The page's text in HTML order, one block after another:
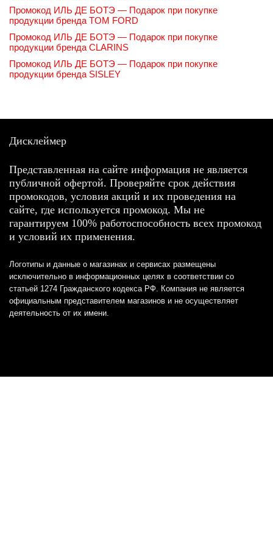
Промокод ИЛЬ ДЕ БОТЭ — Подарок при покупке
продукции бренда TOM FORD
Промокод ИЛЬ ДЕ БОТЭ — Подарок при покупке
продукции бренда CLARINS
Промокод ИЛЬ ДЕ БОТЭ — Подарок при покупке
продукции бренда SISLEY
Дисклеймер
Представленная на сайте информация не является
публичной офертой. Проверяйте срок действия
промокодов, условия акций и их проведения на
сайте, где используется промокод. Мы не
гарантируем 100% работоспособность всех промокод
и условий их применения.
Логотипы и данные о магазинах и сервисах размещены
исключительно в информационных целях в соответствии со
статьей 1274 Гражданского кодекса РФ. Компания не является
официальным представителем магазинов и не осуществляет
деятельность от их имени.